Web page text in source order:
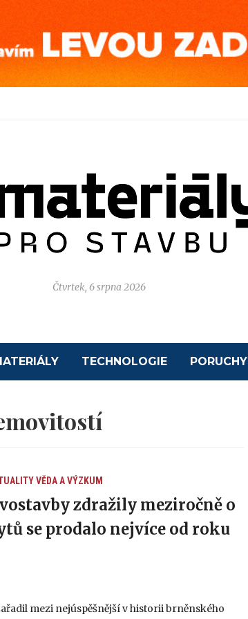
Čtvrtek, 6 srpna 2026
TECHNOLOGIE PORUCHY
VĚDA A VÝZKUM
zdražily meziročně o
se prodalo nejvíce od roku
mezi nejúspěšnější v historii brněnského